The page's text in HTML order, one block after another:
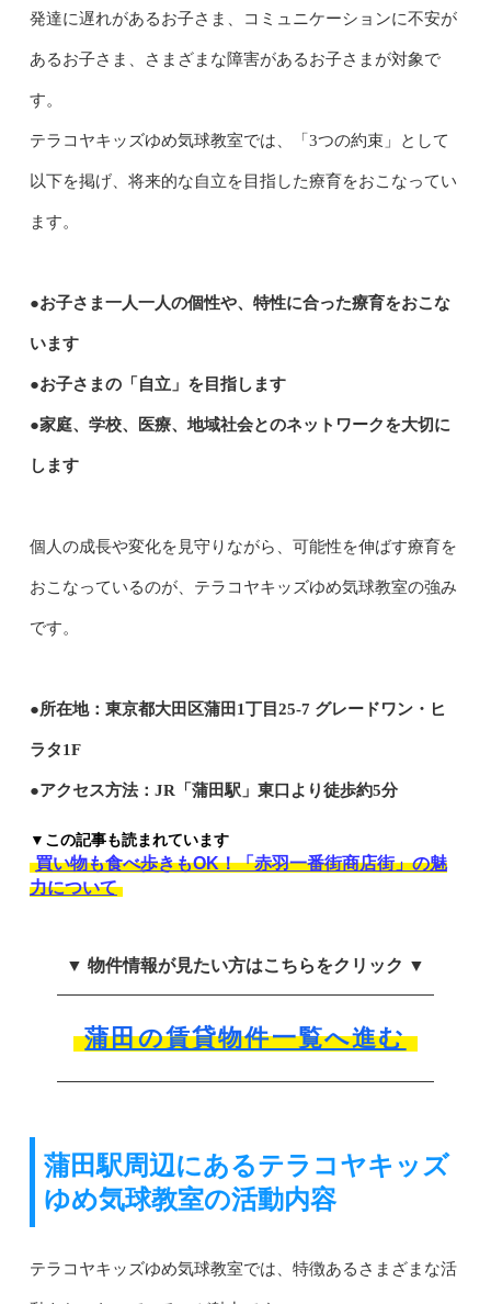
発達に遅れがあるお子さま、コミュニケーションに不安が
あるお子さま、さまざまな障害があるお子さまが対象で
す。
テラコヤキッズゆめ気球教室では、「3つの約束」として
以下を掲げ、将来的な自立を目指した療育をおこなってい
ます。
●お子さま一人一人の個性や、特性に合った療育をおこな
います
●お子さまの「自立」を目指します
●家庭、学校、医療、地域社会とのネットワークを大切に
します
個人の成長や変化を見守りながら、可能性を伸ばす療育を
おこなっているのが、テラコヤキッズゆめ気球教室の強み
です。
●所在地：東京都大田区蒲田1丁目25-7 グレードワン・ヒ
ラタ1F
●アクセス方法：JR「蒲田駅」東口より徒歩約5分
▼この記事も読まれています
買い物も食べ歩きもOK！「赤羽一番街商店街」の魅
力について
▼ 物件情報が見たい方はこちらをクリック ▼
蒲田の賃貸物件一覧へ進む
蒲田駅周辺にあるテラコヤキッズ
ゆめ気球教室の活動内容
テラコヤキッズゆめ気球教室では、特徴あるさまざまな活